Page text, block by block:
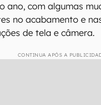
ano, com algumas
no acabamento e
de tela e câmera.
CONTINUA APÓS A